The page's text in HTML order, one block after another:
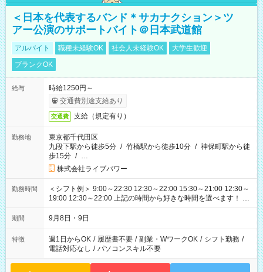
＜日本を代表するバンド＊サカナクション＞ツ
アー公演のサポートバイト＠日本武道館
アルバイト 職種未経験OK 社会人未経験OK
大学生歓迎
ブランクOK
給与
時給1250円～
交通費別途支給あり
交通費 支給（規定有り）
勤務地
東京都千代田区
九段下駅から徒歩5分 / 竹橋駅から徒歩10分 / 神保町駅から徒
歩15分 / …
株式会社ライブパワー
勤務時間
＜シフト例＞ 9:00～22:30 12:30～22:00 15:30～21:00 12:30～
19:00 12:30～22:00 上記の時間から好きな時間を選べます！ ※
時間は変更となる可能性があります
期間 9月8日・9日
特徴 週1日からOK / 履歴書不要 / 副業・WワークOK / シフト勤務 /
電話対応なし / パソコンスキル不要